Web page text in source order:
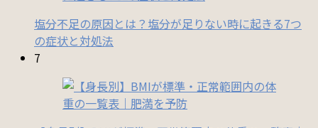
塩分不足の原因とは？塩分が足りない時に起きる7つ
の症状と対処法
7